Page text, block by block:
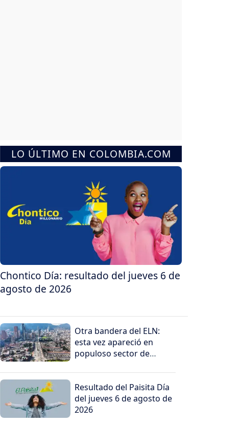
LO ÚLTIMO EN COLOMBIA.COM
Chontico Día: resultado del jueves 6 de
agosto de 2026
Otra bandera del ELN:
esta vez apareció en
populoso sector de
Resultado del Paisita Día
del jueves 6 de agosto de
2026